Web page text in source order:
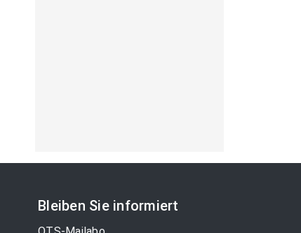
Bleiben Sie informiert